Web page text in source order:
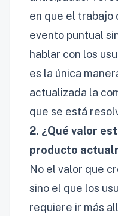
en que el trabajo
evento puntual
hablar con los
es la única
actualizada la
que se está
2. ¿Qué valor
producto
No el valor que
sino el que los
requiere ir más